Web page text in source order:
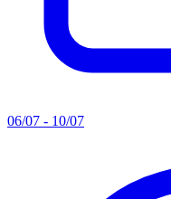
06/07 - 10/07